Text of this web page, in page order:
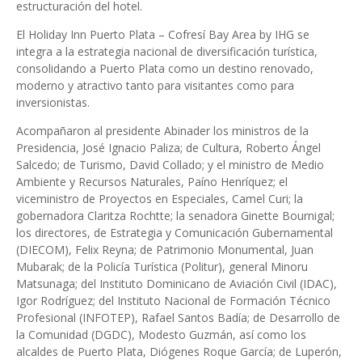
estructuración del hotel.
El Holiday Inn Puerto Plata – Cofresí Bay Area by IHG se
integra a la estrategia nacional de diversificación turística,
consolidando a Puerto Plata como un destino renovado,
moderno y atractivo tanto para visitantes como para
inversionistas.
Acompañaron al presidente Abinader los ministros de la
Presidencia, José Ignacio Paliza; de Cultura, Roberto Ángel
Salcedo; de Turismo, David Collado; y el ministro de Medio
Ambiente y Recursos Naturales, Paíno Henríquez; el
viceministro de Proyectos en Especiales, Camel Curi; la
gobernadora Claritza Rochtte; la senadora Ginette Bournigal;
los directores, de Estrategia y Comunicación Gubernamental
(DIECOM), Felix Reyna; de Patrimonio Monumental, Juan
Mubarak; de la Policía Turística (Politur), general Minoru
Matsunaga; del Instituto Dominicano de Aviación Civil (IDAC),
Igor Rodríguez; del Instituto Nacional de Formación Técnico
Profesional (INFOTEP), Rafael Santos Badía; de Desarrollo de
la Comunidad (DGDC), Modesto Guzmán, así como los
alcaldes de Puerto Plata, Diógenes Roque García; de Luperón,